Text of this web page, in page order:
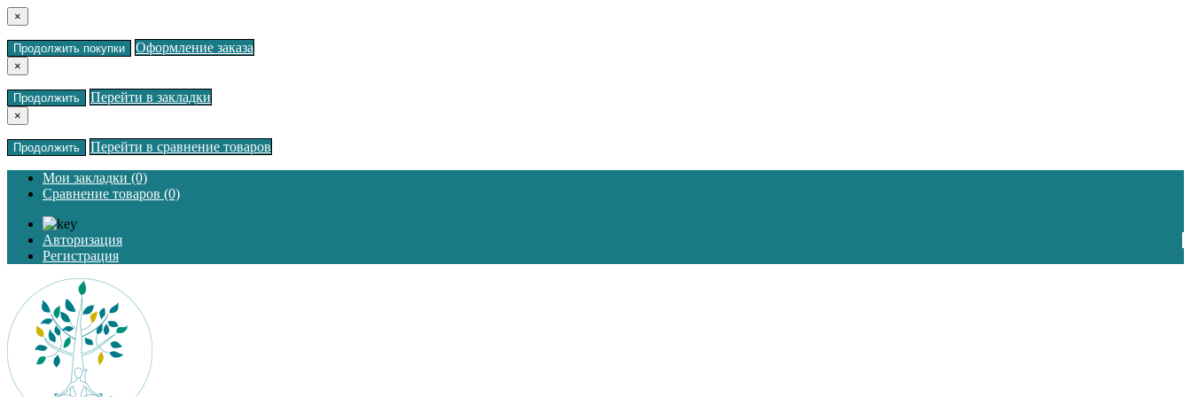
×
Продолжить покупки Оформление заказа
×
Продолжить Перейти в закладки
×
Продолжить Перейти в сравнение товаров
Мои закладки (0)
Сравнение товаров (0)
Авторизация
Регистрация